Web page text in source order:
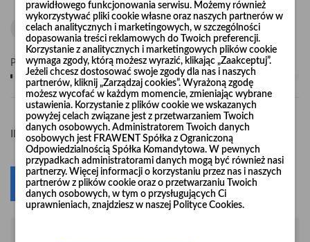
Pośpiesz się! Tylko 10sztuk w magazynie
Ilość - +
Dodaj do koszyka 0
prawidłowego funkcjonowania serwisu. Możemy również
wykorzystywać pliki cookie własne oraz naszych partnerów w
celach analitycznych i marketingowych, w szczególności
dopasowania treści reklamowych do Twoich preferencji.
Korzystanie z analitycznych i marketingowych plików cookie
wymaga zgody, którą możesz wyrazić, klikając „Zaakceptuj”.
Jeżeli chcesz dostosować swoje zgody dla nas i naszych
partnerów, kliknij „Zarządzaj cookies”. Wyrażoną zgodę
możesz wycofać w każdym momencie, zmieniając wybrane
ustawienia. Korzystanie z plików cookie we wskazanych
powyżej celach związane jest z przetwarzaniem Twoich
danych osobowych. Administratorem Twoich danych
osobowych jest FRAWENT Spółka z Ograniczoną
Odpowiedzialnością Spółka Komandytowa. W pewnych
przypadkach administratorami danych mogą być również nasi
partnerzy. Więcej informacji o korzystaniu przez nas i naszych
partnerów z plików cookie oraz o przetwarzaniu Twoich
danych osobowych, w tym o przysługujących Ci
uprawnieniach, znajdziesz w naszej Polityce Cookies.